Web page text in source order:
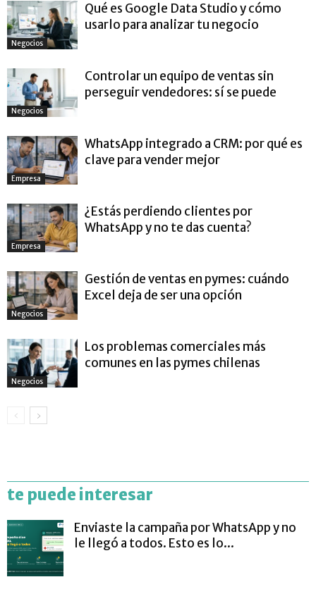
Negocios
Qué es Google Data Studio y cómo
usarlo para analizar tu negocio
Negocios
Controlar un equipo de ventas sin
perseguir vendedores: sí se puede
Empresa
WhatsApp integrado a CRM: por qué es
clave para vender mejor
Empresa
¿Estás perdiendo clientes por
WhatsApp y no te das cuenta?
Negocios
Gestión de ventas en pymes: cuándo
Excel deja de ser una opción
Negocios
Los problemas comerciales más
comunes en las pymes chilenas
te puede interesar
Enviaste la campaña por WhatsApp y no
le llegó a todos. Esto es lo...